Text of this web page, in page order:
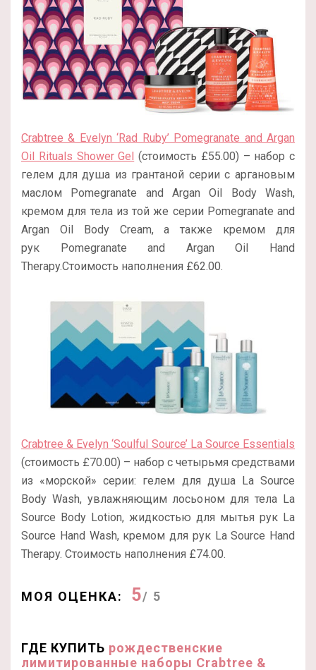
Crabtree & Evelyn ‘Rad Ruby’ Pomegranate and Argan
Oil Rituals Shower Gel (стоимость £55.00) – набор с
гелем для душа из грантаной серии с аргановым
маслом Pomegranate and Argan Oil Body Wash,
кремом для тела из той же серии Pomegranate and
Argan Oil Body Cream, а также кремом для
рук Pomegranate and Argan Oil Hand
Therapy.Стоимость наполнения £62.00.
Crabtree & Evelyn ‘Soulful Source’ La Source Essentials
(стоимость £70.00) – набор с четырьмя средствами
из «морской» серии: гелем для душа La Source
Body Wash, увлажняющим лосьоном для тела La
Source Body Lotion, жидкостью для мытья рук La
Source Hand Wash, кремом для рук La Source Hand
Therapy. Стоимость наполнения £74.00.
МОЯ ОЦЕНКА: 5/ 5
ГДЕ КУПИТЬ рождественские
лимитированные наборы Crabtree &